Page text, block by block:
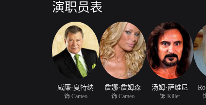
演职员表
威廉·夏特纳
饰 Cameo
詹娜·詹姆森
饰 Cameo
汤姆·萨维尼
饰 Killer